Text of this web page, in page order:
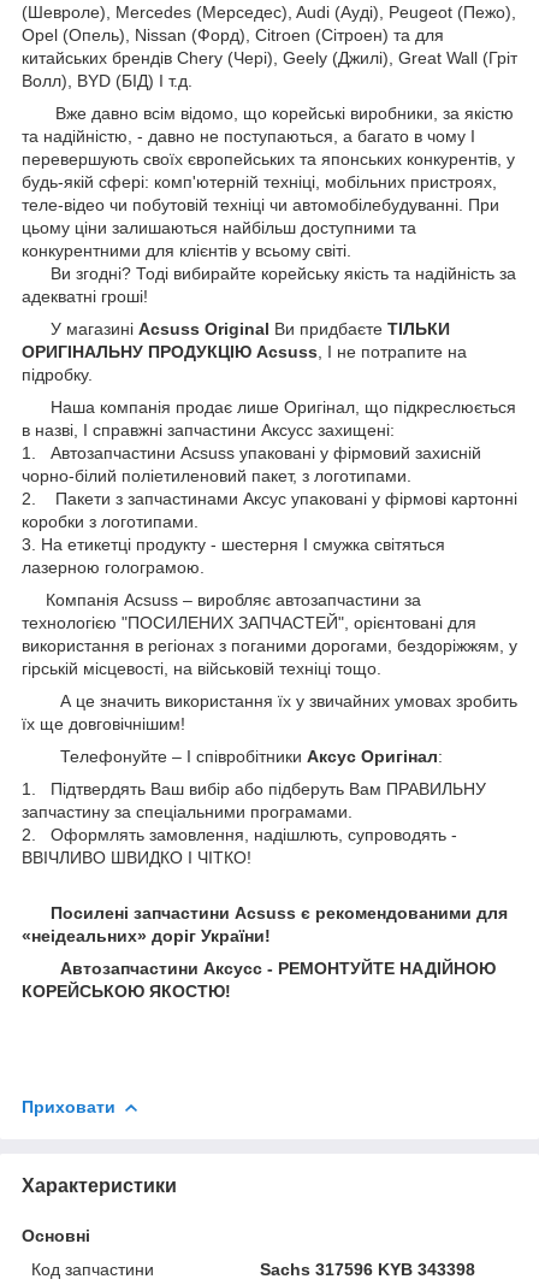
(Шевроле), Mercedes (Мерседес), Audi (Ауді), Peugeot (Пежо),
Opel (Опель), Nissan (Форд), Citroen (Сітроен) та для
китайських брендів Chery (Чері), Geely (Джилі), Great Wall (Гріт
Волл), BYD (БІД) І т.д.
Вже давно всім відомо, що корейські виробники, за якістю
та надійністю, - давно не поступаються, а багато в чому І
перевершують своїх європейських та японських конкурентів, у
будь-якій сфері: комп'ютерній техніці, мобільних пристроях,
теле-відео чи побутовій техніці чи автомобілебудуванні. При
цьому ціни залишаються найбільш доступними та
конкурентними для клієнтів у всьому світі.
Ви згодні? Тоді вибирайте корейську якість та надійність за
адекватні гроші!
У магазині Acsuss Original Ви придбаєте ТІЛЬКИ
ОРИГІНАЛЬНУ ПРОДУКЦІЮ Acsuss , І не потрапите на
підробку.
Наша компанія продає лише Оригінал, що підкреслюється
в назві, І справжні запчастини Аксусс захищені:
1. Автозапчастини Acsuss упаковані у фірмовий захисній
чорно-білий поліетиленовий пакет, з логотипами.
2. Пакети з запчастинами Аксус упаковані у фірмові картонні
коробки з логотипами.
3. На етикетці продукту - шестерня І смужка світяться
лазерною голограмою.
Компанія Acsuss – виробляє автозапчастини за
технологією "ПОСИЛЕНИХ ЗАПЧАСТЕЙ", орієнтовані для
використання в регіонах з поганими дорогами, бездоріжжям, у
гірській місцевості, на військовій техніці тощо.
А це значить використання їх у звичайних умовах зробить
їх ще довговічнішим!
Телефонуйте – І співробітники Аксус Оригінал:
1. Підтвердять Ваш вибір або підберуть Вам ПРАВИЛЬНУ
запчастину за спеціальними програмами.
2. Оформлять замовлення, надішлють, супроводять -
ВВІЧЛИВО ШВИДКО І ЧІТКО!
Посилені запчастини Acsuss є рекомендованими для
«неідеальних» доріг України!
Автозапчастини Аксусс - РЕМОНТУЙТЕ НАДІЙНОЮ
КОРЕЙСЬКОЮ ЯКОСТЮ!
Приховати
Характеристики
Основні
Код запчастини
Sachs 317596 KYB 343398